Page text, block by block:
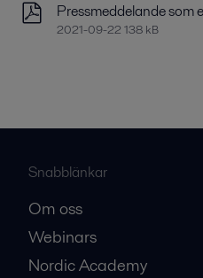
Pressmeddelande som
2021-09-22 138 kB
Snabblänkar
Om oss
Webinars
Nordic Academy